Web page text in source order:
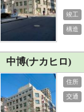
竣工
構造
中博(ナカヒロ)
住所
交通